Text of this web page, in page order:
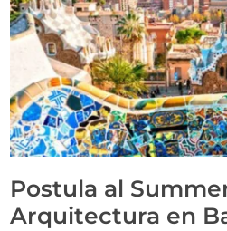
Postula al
Arquitectura en